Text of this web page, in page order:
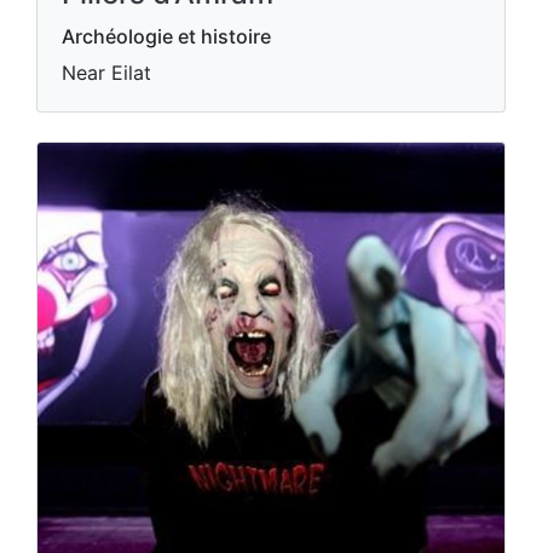
Archéologie et histoire
Near Eilat